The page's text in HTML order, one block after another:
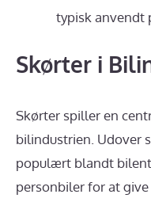
typisk anvendt
Skørter i
Skørter spiller en
bilindustrien. Udover
populært blandt
personbiler for at